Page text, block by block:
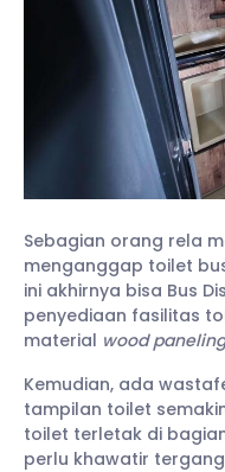
Sebagian orang rela
menganggap toilet
ini akhirnya bisa Bus
penyediaan fasilitas
material wood
Kemudian, ada
tampilan toilet
toilet terletak di
perlu khawatir